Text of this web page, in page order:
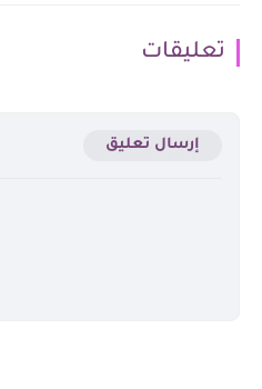
تعليقات
إرسال تعليق